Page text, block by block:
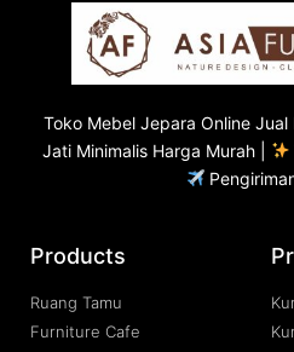
Toko Mebel Jepara Online
Jati Minimalis Harga Murah |
Products
Ruang Tamu
Furniture Cafe